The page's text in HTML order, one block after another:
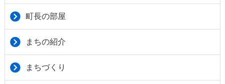
町長の部屋
まちの紹介
まちづくり